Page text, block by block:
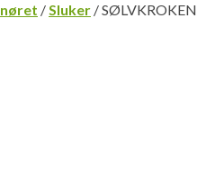
/Sluker / SØLVKROKEN